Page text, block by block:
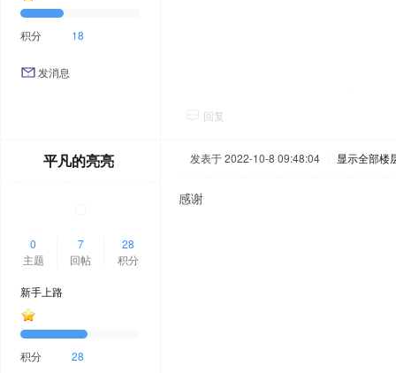
积分 18
发消息
回复
平凡的亮亮
0
主题
7
回帖
28
积分
新手上路
积分 28
发表于 2022-10-8 09:48:04 显示全部楼
感谢